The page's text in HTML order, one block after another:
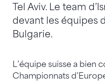
Tel Aviv. Le team
devant les équipes
Bulgarie.
L’équipe suisse a bien
Championnats